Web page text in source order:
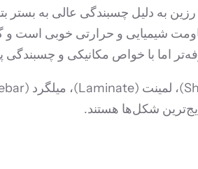
رزین به دلیل چسبندگی عالی به
شیمیایی و حرارتی خوبی است
اما با خواص مکانیکی و چسبندگی
شکل‌ها هستند.